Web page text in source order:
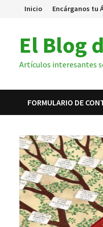
Inicio Encárganos tu
El Blog
Artículos interesantes
FORMULARIO DE